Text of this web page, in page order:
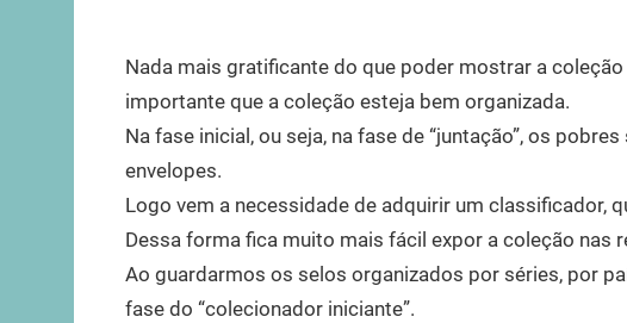
Nada mais gratificante do que poder mostrar a
importante que a coleção esteja bem organizada.
Na fase inicial, ou seja, na fase de “juntação”, os
envelopes.
Logo vem a necessidade de adquirir um classificador,
Dessa forma fica muito mais fácil expor a coleção nas
Ao guardarmos os selos organizados por séries, por
fase do “colecionador iniciante”.